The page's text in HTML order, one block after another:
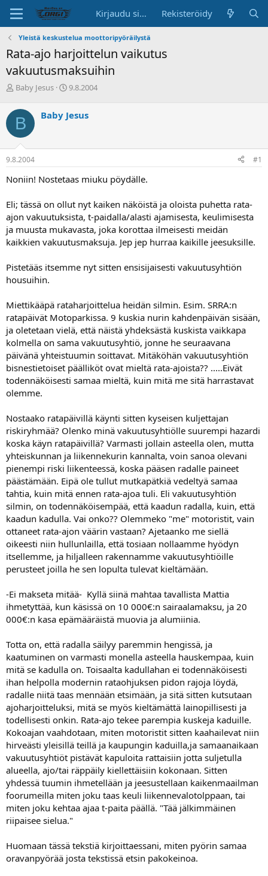
Kirjaudu sisään Rekisteröidy
Yleistä keskustelua moottoripyöräilystä
Rata-ajo harjoittelun vaikutus
vakuutusmaksuihin
K
s
k
u
s
t
e
u
a
l
o
i
t
a
j
Baby Jesus
A
i
s
i
ä
9.8.2004
B Baby Jesus
9.8.2004 #1
Noniin! Nostetaas miuku pöydälle.
Eli; tässä on ollut nyt kaiken näköistä ja oloista puhetta rata-
ajon vakuutuksista, t-paidalla/alasti ajamisesta, keulimisesta
ja muusta mukavasta, joka korottaa ilmeisesti meidän
kaikkien vakuutusmaksuja. Jep jep hurraa kaikille jeesuksille.
Pistetääs itsemme nyt sitten ensisijaisesti vakuutusyhtiön
housuihin.
Miettikääpä rataharjoittelua heidän silmin. Esim. SRRA:n
ratapäivät Motoparkissa. 9 kuskia nurin kahdenpäivän sisään,
ja oletetaan vielä, että näistä yhdeksästä kuskista vaikkapa
kolmella on sama vakuutusyhtiö, jonne he seuraavana
päivänä yhteistuumin soittavat. Mitäköhän vakuutusyhtiön
bisnestietoiset päälliköt ovat mieltä rata-ajoista?? .....Eivät
todennäköisesti samaa mieltä, kuin mitä me sitä harrastavat
olemme.
Nostaako ratapäivillä käynti sitten kyseisen kuljettajan
riskiryhmää? Olenko minä vakuutusyhtiölle suurempi hazardi
koska käyn ratapäivillä? Varmasti jollain asteella olen, mutta
yhteiskunnan ja liikennekurin kannalta, voin sanoa olevani
pienempi riski liikenteessä, koska pääsen radalle paineet
päästämään. Eipä ole tullut mutkapätkiä vedeltyä samaa
tahtia, kuin mitä ennen rata-ajoa tuli. Eli vakuutusyhtiön
silmin, on todennäköisempää, että kaadun radalla, kuin, että
kaadun kadulla. Vai onko?? Olemmeko "me" motoristit, vain
ottaneet rata-ajon väärin vastaan? Ajetaanko me siellä
oikeesti niin hullunlailla, että tosiaan nollaamme hyödyn
itsellemme, ja hiljalleen rakennamme vakuutusyhtiöille
perusteet joilla he sen lopulta tulevat kieltämään.
-Ei makseta mitää- Kyllä siinä mahtaa tavallista Mattia
ihmetyttää, kun käsissä on 10 000€:n sairaalamaksu, ja 20
000€:n kasa epämääräistä muovia ja alumiinia.
Totta on, että radalla säilyy paremmin hengissä, ja
kaatuminen on varmasti monella asteella hauskempaa, kuin
mitä se kadulla on. Toisaalta kadullahan ei todennäköisesti
ihan helpolla modernin rataohjuksen pidon rajoja löydä,
radalle niitä taas mennään etsimään, ja sitä sitten kutsutaan
ajoharjoitteluksi, mitä se myös kieltämättä lainopillisesti ja
todellisesti onkin. Rata-ajo tekee parempia kuskeja kaduille.
Kokoajan vaahdotaan, miten motoristit sitten kaahailevat niin
hirveästi yleisillä teillä ja kaupungin kaduilla,ja samaanaikaan
vakuutusyhtiöt pistävät kapuloita rattaisiin jotta suljetulla
alueella, ajo/tai räppäily kiellettäisiin kokonaan. Sitten
yhdessä tuumin ihmetellään ja jeesustellaan kaikenmaailman
foorumeilla miten joku taas keuli liikennevalotolppaan, tai
miten joku kehtaa ajaa t-paita päällä. "Tää jälkimmäinen
riipaisee sielua."
Huomaan tässä tekstiä kirjoittaessani, miten pyörin samaa
oravanpyörää josta tekstissä etsin pakokeinoa.